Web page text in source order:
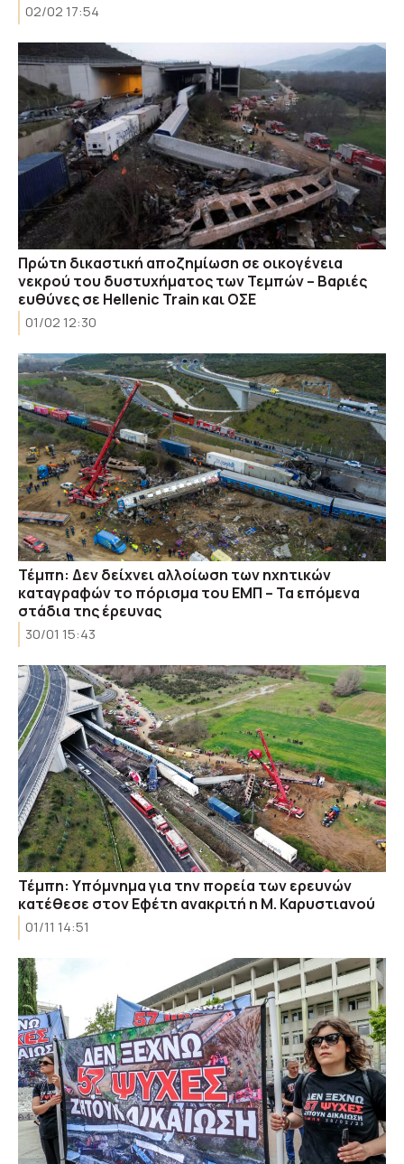
02/02 17:54
Πρώτη δικαστική αποζημίωση σε οικογένεια
νεκρού του δυστυχήματος των Τεμπών – Βαριές
ευθύνες σε Hellenic Train και ΟΣΕ
01/02 12:30
Τέμπη: Δεν δείχνει αλλοίωση των ηχητικών
καταγραφών το πόρισμα του ΕΜΠ – Τα επόμενα
στάδια της έρευνας
30/01 15:43
Τέμπη: Υπόμνημα για την πορεία των ερευνών
κατέθεσε στον Εφέτη ανακριτή η Μ. Καρυστιανού
01/11 14:51